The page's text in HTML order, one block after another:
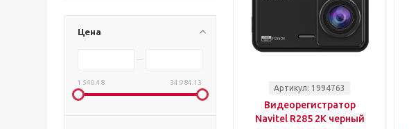
Цена
1 540.48 34 984.13
Артикул: 1994763
Видеорегистратор
Navitel R285 2К черный